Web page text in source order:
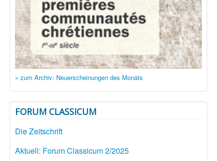
» zum Archiv: Neuerscheinungen des Monats
FORUM CLASSICUM
Die Zeitschrift
Aktuell: Forum Classicum 2/2025